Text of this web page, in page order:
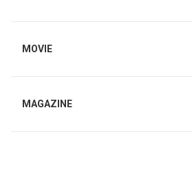
MOVIE
MAGAZINE